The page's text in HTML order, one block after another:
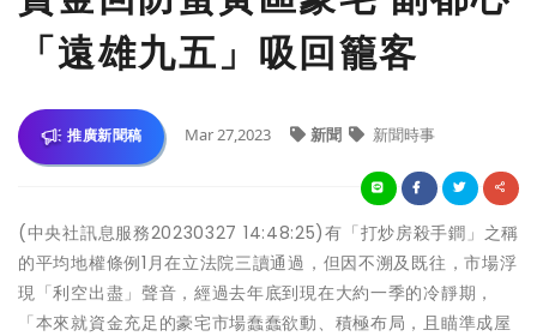
「遠雄九五」吸回籠客
推廣新聞稿 Mar 27,2023 新聞 新聞時事
(中央社訊息服務20230327 14:48:25)有「打炒房殺手鐧」之稱
的平均地權條例1月在立法院三讀通過，但因不溯及既往，市場浮
現「利空出盡」聲音，經過去年底到現在大約一季的冷靜期，
「本來就資金充足的豪宅市場蠢蠢欲動、積極布局，且瞄準成屋